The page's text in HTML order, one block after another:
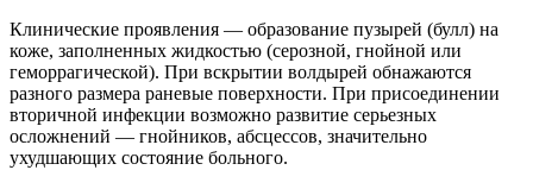
Клинические проявления — образование пузырей (булл) на
коже, заполненных жидкостью (серозной, гнойной или
геморрагической). При вскрытии волдырей обнажаются
разного размера раневые поверхности. При присоединении
вторичной инфекции возможно развитие серьезных
осложнений — гнойников, абсцессов, значительно
ухудшающих состояние больного.